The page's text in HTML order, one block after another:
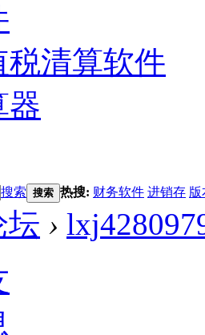
税清算软件
器
搜索 搜索 热搜: 财务软件 进销存 版
坛 ›